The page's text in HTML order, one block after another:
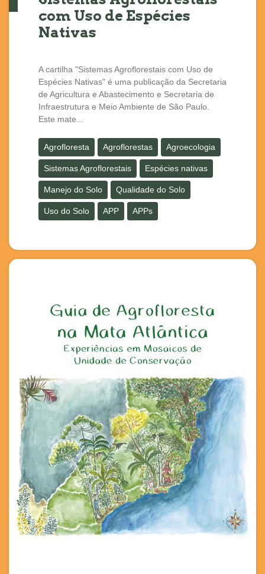
com Uso de Espécies
Nativas
A cartilha "Sistemas Agroflorestais com Uso de
Espécies Nativas" é uma publicação da Secretaria
de Agricultura e Abastecimento e Secretaria de
Infraestrutura e Meio Ambiente de São Paulo.
Este mate...
Agrofloresta Agroflorestas Agroecologia
Sistemas Agroflorestais Espécies nativas
Manejo do Solo Qualidade do Solo
Uso do Solo APP APPs